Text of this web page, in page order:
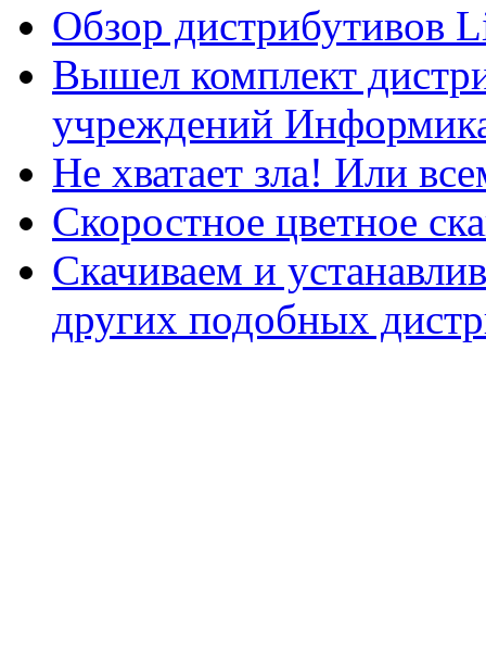
Обзор дистрибутивов
Вышел комплект
учреждений
Не хватает зла! Или
Скоростное цветное
Скачиваем и
других подобных